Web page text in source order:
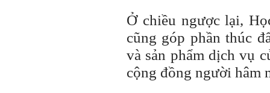
Ở chiều ngược lại,
cũng góp phần thúc
và sản phẩm dịch vụ
cộng đồng người hâm